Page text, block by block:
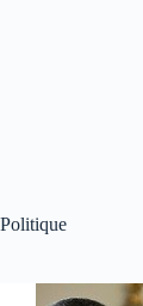
Politique